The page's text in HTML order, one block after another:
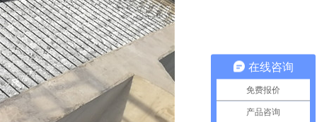
在线咨询
免费报价
产品咨询